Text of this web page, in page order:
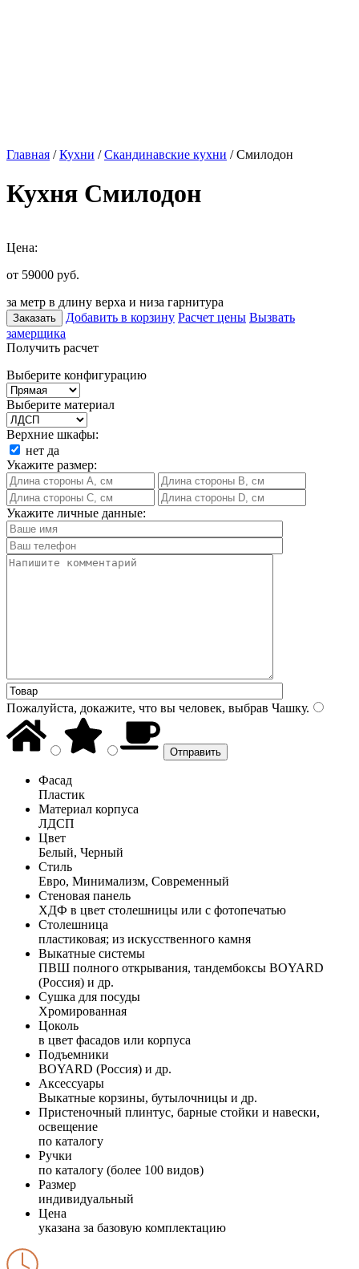
Главная /Кухни /Скандинавские кухни / Смилодон
Кухня Смилодон
Цена:
от 59000 руб.
за метр в длину верха и низа гарнитура
Заказать Добавить в корзину Расчет цены Вызвать
замерщика
Получить расчет
Выберите конфигурацию
Выберите материал
Верхние шкафы:
нет да
Укажите размер:
Укажите личные данные:
Пожалуйста, докажите, что вы человек, выбрав Чашку.
Фасад
Пластик
Материал корпуса
ЛДСП
Цвет
Белый, Черный
Стиль
Евро, Минимализм, Современный
Стеновая панель
ХДФ в цвет столешницы или с фотопечатью
Столешница
пластиковая; из искусственного камня
Выкатные системы
ПВШ полного открывания, тандембоксы BOYARD
(Россия) и др.
Сушка для посуды
Хромированная
Цоколь
в цвет фасадов или корпуса
Подъемники
BOYARD (Россия) и др.
Аксессуары
Выкатные корзины, бутылочницы и др.
Пристеночный плинтус, барные стойки и навески,
освещение
по каталогу
Ручки
по каталогу (более 100 видов)
Размер
индивидуальный
Цена
указана за базовую комплектацию